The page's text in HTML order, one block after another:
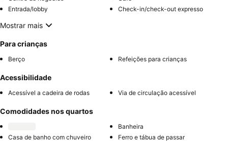
Entrada/lobby
Check-in/check-out expresso
Mostrar mais
Para crianças
Berço Refeições para crianças
Acessibilidade
Acessível a cadeira de rodas Via de circulação acessível
Comodidades nos quartos
Banheira
Casa de banho com chuveiro
Ferro e tábua de passar